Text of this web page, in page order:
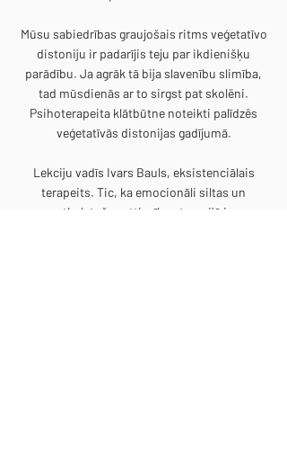
Mūsu sabiedrības graujošais ritms veģetatīvo
distoniju ir padarījis teju par ikdienišķu
parādību. Ja agrāk tā bija slavenību slimība,
tad mūsdienās ar to sirgst pat skolēni.
Psihoterapeita klātbūtne noteikti palīdzēs
veģetatīvās distonijas gadījumā.
Lekciju vadīs Ivars Bauls, eksistenciālais
terapeits. Tic, ka emocionāli siltas un
atbalstošas attiecības terapijā ir